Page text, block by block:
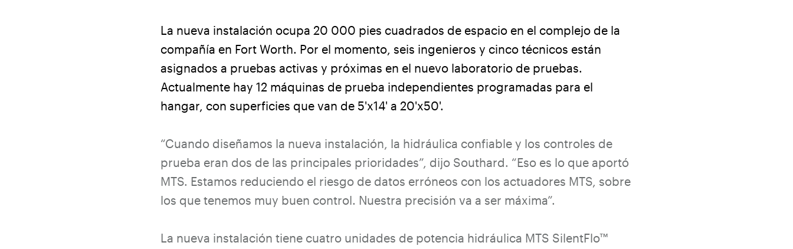
La nueva instalación ocupa 20 000 pies cuadrados de espacio en el complejo de la
compañía en Fort Worth. Por el momento, seis ingenieros y cinco técnicos están
asignados a pruebas activas y próximas en el nuevo laboratorio de pruebas.
Actualmente hay 12 máquinas de prueba independientes programadas para el
hangar, con superficies que van de 5'x14' a 20'x50'.
“Cuando diseñamos la nueva instalación, la hidráulica confiable y los controles de
prueba eran dos de las principales prioridades”, dijo Southard. “Eso es lo que aportó
MTS. Estamos reduciendo el riesgo de datos erróneos con los actuadores MTS, sobre
los que tenemos muy buen control. Nuestra precisión va a ser máxima”.
La nueva instalación tiene cuatro unidades de potencia hidráulica MTS SilentFlo™